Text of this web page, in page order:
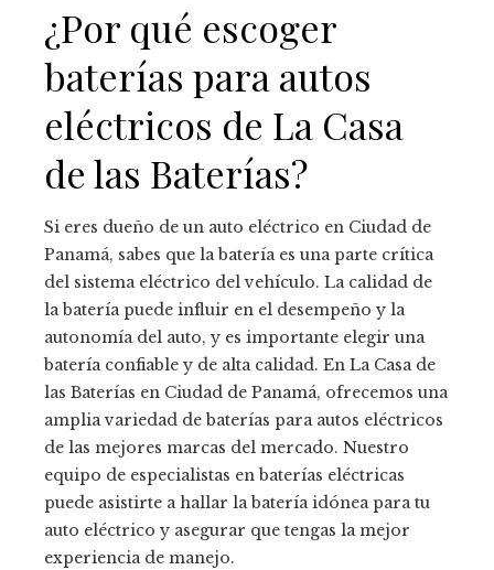
¿Por qué escoger
baterías para autos
eléctricos de La Casa
de las Baterías?
Si eres dueño de un auto eléctrico en Ciudad de
Panamá, sabes que la batería es una parte crítica
del sistema eléctrico del vehículo. La calidad de
la batería puede influir en el desempeño y la
autonomía del auto, y es importante elegir una
batería confiable y de alta calidad. En La Casa de
las Baterías en Ciudad de Panamá, ofrecemos una
amplia variedad de baterías para autos eléctricos
de las mejores marcas del mercado. Nuestro
equipo de especialistas en baterías eléctricas
puede asistirte a hallar la batería idónea para tu
auto eléctrico y asegurar que tengas la mejor
experiencia de manejo.